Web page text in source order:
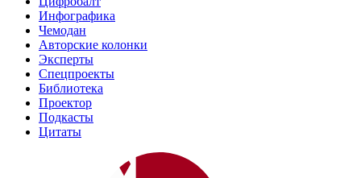
Инфографика
Чемодан
Авторские колонки
Эксперты
Спецпроекты
Библиотека
Проектор
Подкасты
Цитаты